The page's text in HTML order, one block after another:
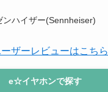
ンハイザー(Sennheiser)
ザーレビューはこちら
e☆イヤホンで探す